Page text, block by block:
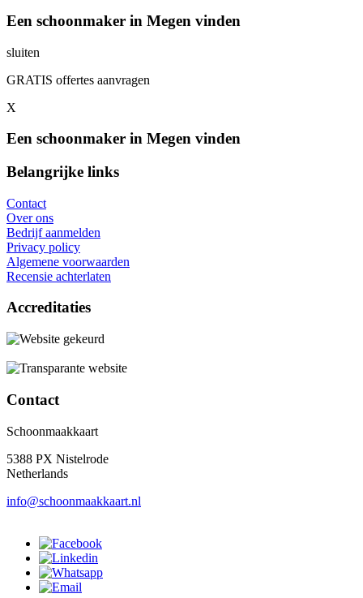
Een schoonmaker in Megen vinden
sluiten
GRATIS offertes aanvragen
X
Een schoonmaker in Megen vinden
Belangrijke links
Contact
Over ons
Bedrijf aanmelden
Privacy policy
Algemene voorwaarden
Recensie achterlaten
Accreditaties
Contact
Schoonmaakkaart
5388 PX Nistelrode
Netherlands
info@schoonmaakkaart.nl